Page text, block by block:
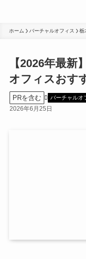
ホーム バーチャルオフィス 栃
【2026年最
オフィスおす
PRを含む バーチャルオ
2026年6月25日